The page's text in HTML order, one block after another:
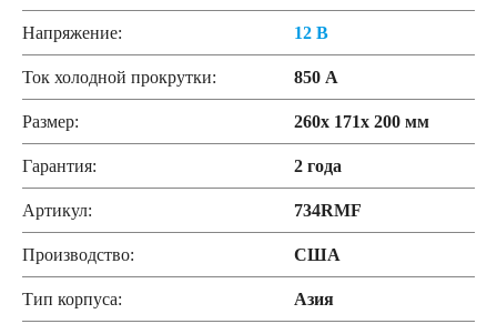
Напряжение: 12 В
Ток холодной прокрутки: 850 А
Размер: 260x 171x 200 мм
Гарантия: 2 года
Артикул: 734RMF
Производство: США
Тип корпуса: Азия